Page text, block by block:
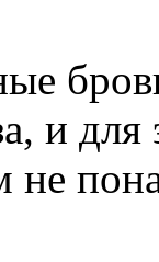
и для
не